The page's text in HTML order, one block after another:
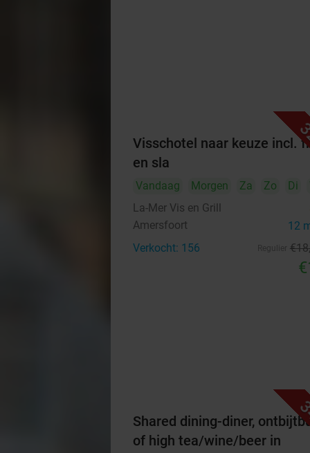
Visschotel naar keuze incl.
en sla
Vandaag Morgen Za Zo Di
La-Mer Vis en Grill
Amersfoort 12
Verkocht: 156 €18
Shared dining-diner,
of high tea/wine/beer in